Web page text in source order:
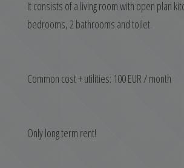
It consists of a living room with open plan
bedrooms, 2 bathrooms and toilet.
Common cost + utilities: 100 EUR / month
Only long term rent!